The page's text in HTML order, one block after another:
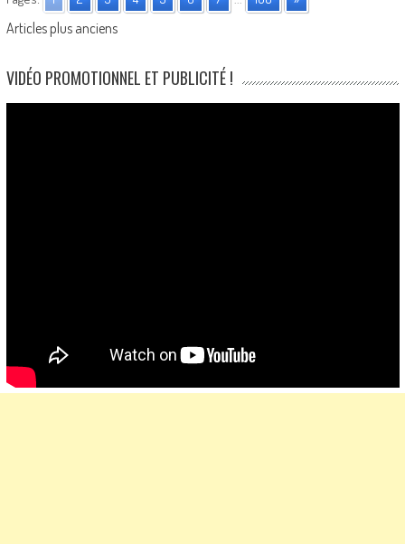
Posts
navigation
Articles plus anciens
VIDÉO PROMOTIONNEL ET PUBLICITÉ !